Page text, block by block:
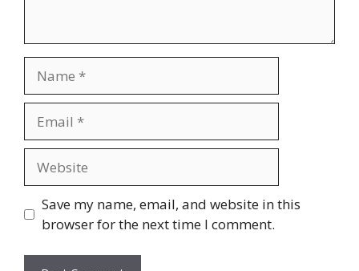
Save my name, email, and website in this
browser for the next time I comment.